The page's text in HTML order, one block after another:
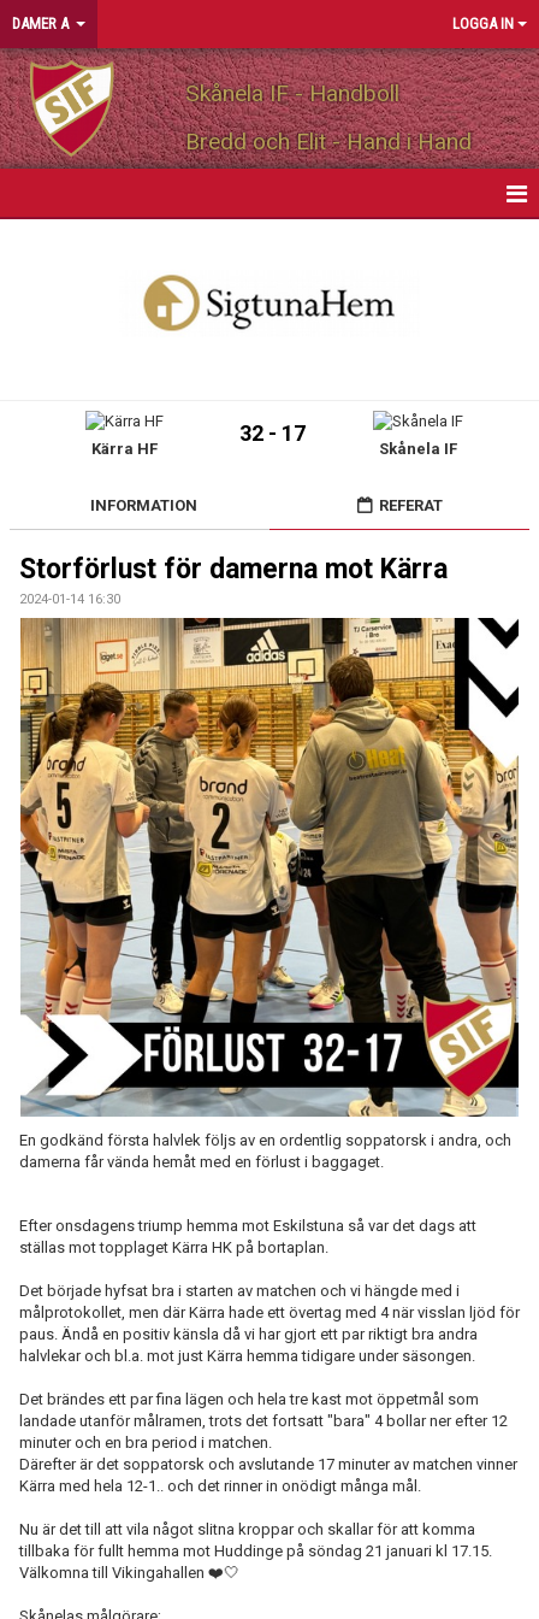
DAMER A LOGGA IN
Skånela IF - Handboll
Bredd och Elit - Hand i Hand
BILDGALLERI
DOKUMENT
KONTAKT
Kärra HF
32 - 17
Skånela IF
INFORMATION REFERAT
Storförlust för damerna mot Kärra
2024-01-14 16:30
En godkänd första halvlek följs av en ordentlig soppatorsk i andra, och
damerna får vända hemåt med en förlust i baggaget.
Efter onsdagens triump hemma mot Eskilstuna så var det dags att
ställas mot topplaget Kärra HK på bortaplan.
Det började hyfsat bra i starten av matchen och vi hängde med i
målprotokollet, men där Kärra hade ett övertag med 4 när visslan ljöd för
paus. Ändå en positiv känsla då vi har gjort ett par riktigt bra andra
halvlekar och bl.a. mot just Kärra hemma tidigare under säsongen.
Det brändes ett par fina lägen och hela tre kast mot öppetmål som
landade utanför målramen, trots det fortsatt "bara" 4 bollar ner efter 12
minuter och en bra period i matchen.
Därefter är det soppatorsk och avslutande 17 minuter av matchen vinner
Kärra med hela 12-1.. och det rinner in onödigt många mål.
Nu är det till att vila något slitna kroppar och skallar för att komma
tillbaka för fullt hemma mot Huddinge på söndag 21 januari kl 17.15.
Välkomna till Vikingahallen ❤️🤍